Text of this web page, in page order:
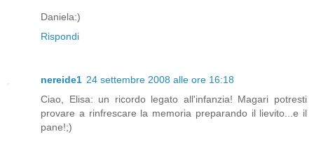
Daniela:)
Rispondi
nereide1 24 settembre 2008 alle ore 16:18
Ciao, Elisa: un ricordo legato all'infanzia! Magari potresti
provare a rinfrescare la memoria preparando il lievito...e il
pane!;)